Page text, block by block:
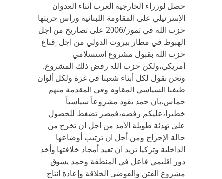
حصل لوزراء الخارجية العرب أثناء العدوان
الإسرائيلي على المقاومة اللبنانية ورأس حربتها
حزب الله في تموز/2006 على تصاريح من اجل
الهبوط في مطار بيروت الدولي من اجل إقناع
حزب الله بقبول مشروع استسلامي
أمريكي،ولكن حزب الله رفض ذلك المشروع.
ونحن نقول لكل أبناء شعبنا في غزة ولكل ألوان
طيفنا السياسي المقاوم وفي المقدمة منهم
حماس،بان حمد يقود مشروعاً سياسياً
خطيرا،عليكم رفضه،فمصر تضغط للحصول
على تهدئة طويلة الأمد من اجل ان تخرج من
حالة الإحراج ومن أجل ان ترتيب أوضاعها
الداخلية وتركيا تريد ان تعيد أمجاد خلافتها وأخذ
دور اقليمي فاعل في المنطقة وحمد يسوق
مشروع الفتن والفوضى الخلاقة وإعادة انتاج